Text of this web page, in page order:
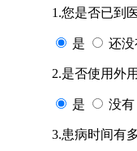
1.您是否已到
是 还没
2.是否使用外
是 没有
3.患病时间有